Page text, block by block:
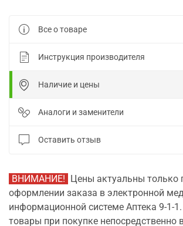
Все о товаре
Инструкция производителя
Наличие и цены
Аналоги и заменители
Оставить отзыв
ВНИМАНИЕ! Цены актуальны только
оформлении заказа в электронной
информационной системе Аптека 9-1-
товары при покупке непосредственно